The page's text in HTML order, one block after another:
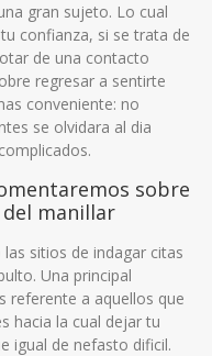
gran sujeto. Lo cual
confianza, si se trata de
de una contacto
regresar a sentirte
conveniente: no
se olvidara al dia
sobre
manillar
sitios de indagar citas
Una principal
referente a aquellos que
hacia la cual dejar tu
igual de nefasto dificil.